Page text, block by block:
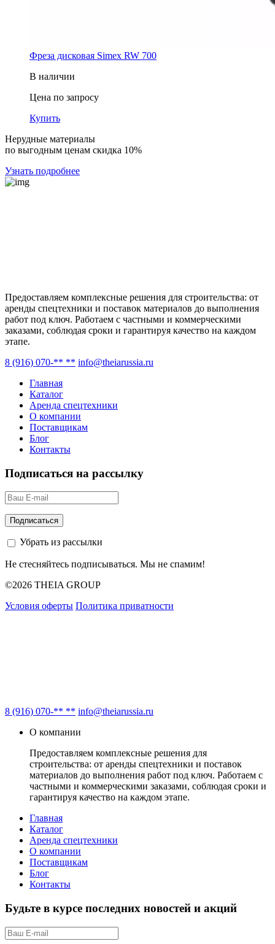
Фреза дисковая Simex RW 700
В наличии
Цена по запросу
Купить
Нерудные материалы
по выгодным ценам скидка 10%
Узнать подробнее
Предоставляем комплексные решения для строительства: от
аренды спецтехники и поставок материалов до выполнения
работ под ключ. Работаем с частными и коммерческими
заказами, соблюдая сроки и гарантируя качество на каждом
этапе.
8 (916) 070-** ** info@theiarussia.ru
Главная
Каталог
Аренда спецтехники
О компании
Поставщикам
Блог
Контакты
Подписаться на рассылку
Убрать из рассылки
Не стесняйтесь подписываться. Мы не спамим!
©2026 THEIA GROUP
Условия оферты Политика приватности
8 (916) 070-** ** info@theiarussia.ru
О компании
Предоставляем комплексные решения для
строительства: от аренды спецтехники и поставок
материалов до выполнения работ под ключ. Работаем с
частными и коммерческими заказами, соблюдая сроки и
гарантируя качество на каждом этапе.
Главная
Каталог
Аренда спецтехники
О компании
Поставщикам
Блог
Контакты
Будьте в курсе последних новостей и акций